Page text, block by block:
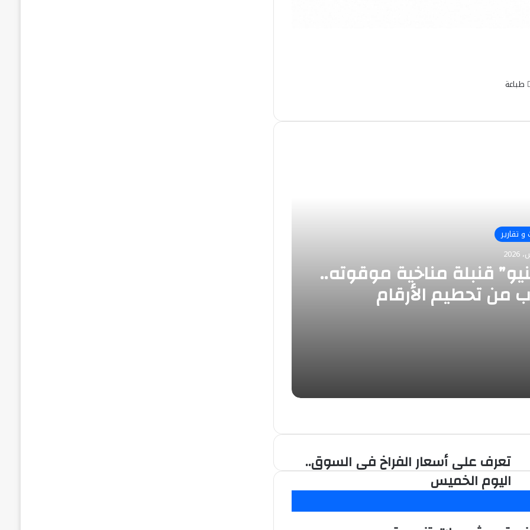
طباعة
تقارير
قنبلة مناخية موقوته..
من تحطيم الأرقام
تعرف
على
أسعار
الفراخ
تعرف على أسعار الفراخ فى السوق..
اليوم الخميس